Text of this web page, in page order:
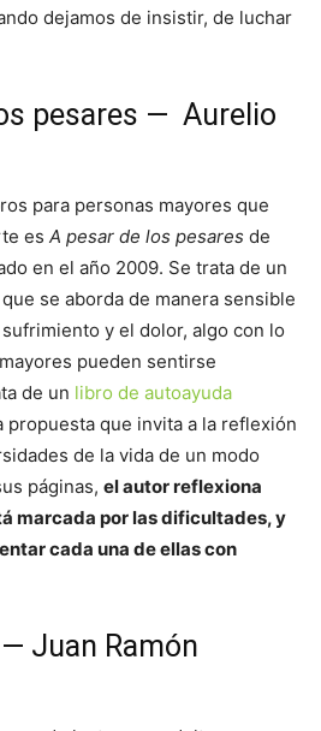
dejamos de insistir, de luchar
pesares — Aurelio
para personas mayores que
es A pesar de los pesares de
en el año 2009. Se trata de un
se aborda de manera sensible
y el dolor, algo con lo
pueden sentirse
de un libro de autoayuda
propuesta que invita a la reflexión
de la vida de un modo
páginas, el autor reflexiona
marcada por las dificultades, y
cada una de ellas con
Juan Ramón